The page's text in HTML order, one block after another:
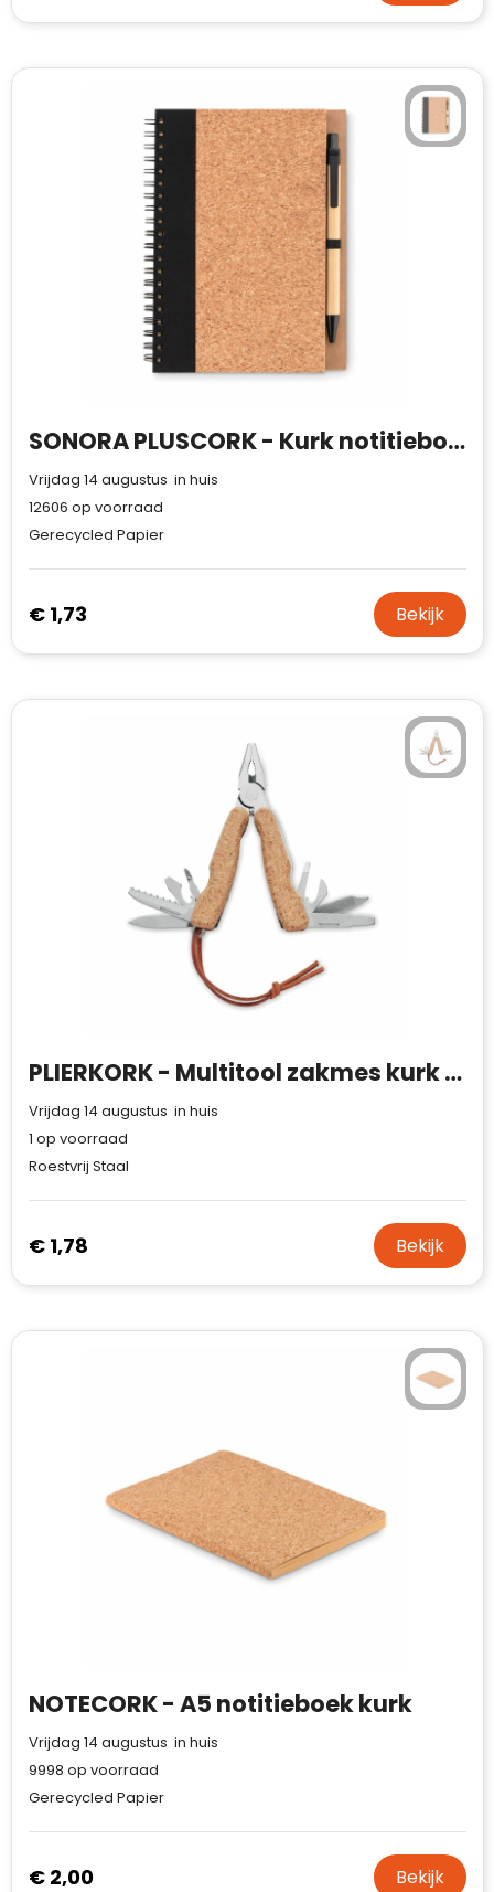
SONORA PLUSCORK - Kurk notitieboek met pen
Vrijdag 14 augustus in huis
12606 op voorraad
Gerecycled Papier
€ 1,73 Bekijk
PLIERKORK - Multitool zakmes kurk groot
Vrijdag 14 augustus in huis
1 op voorraad
Roestvrij Staal
€ 1,78 Bekijk
NOTECORK - A5 notitieboek kurk
Vrijdag 14 augustus in huis
9998 op voorraad
Gerecycled Papier
€ 2,00 Bekijk